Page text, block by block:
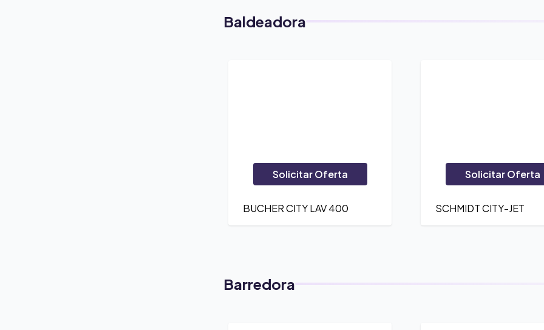
Baldeadora
Solicitar Oferta
BUCHER CITY LAV 400
Solicitar Oferta
SCHMIDT CITY-JET
Barredora